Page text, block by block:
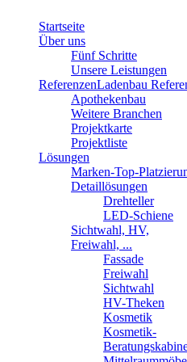
Startseite
Über uns
Fünf Schritte
Unsere Leistungen
ReferenzenLadenbau
Apothekenbau
Weitere Branchen
Projektkarte
Projektliste
Lösungen
Marken-Top-
Detaillösungen
Drehteller
LED-Schiene
Sichtwahl, HV,
Freiwahl, ...
Fassade
Freiwahl
Sichtwahl
HV-Theken
Kosmetik
Kosmetik-